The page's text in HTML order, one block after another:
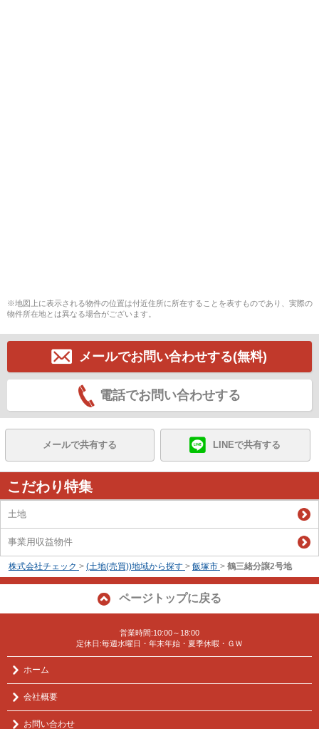
※地図上に表示される物件の位置は付近住所に所在することを表すものであり、実際の
物件所在地とは異なる場合がございます。
メールでお問い合わせする(無料)
電話でお問い合わせする
メールで共有する LINEで共有する
こだわり特集
土地
事業用収益物件
株式会社チェック > (土地(売買))地域から探す > 飯塚市 > 鶴三緒分譲2号地
ページトップに戻る
営業時間:10:00～18:00
定休日:毎週水曜日・年末年始・夏季休暇・ＧＷ
ホーム
会社概要
お問い合わせ